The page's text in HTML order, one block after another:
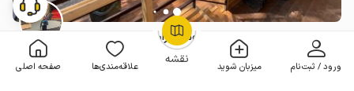
نقشه ورود / ثبت‌نام میزبان شوید علاقه‌مندی‌ها صفحه اصلی
OpenStreetMap
بومگردی حاج محمد با جکوزی حومه تهران - سزان
(5 نظر)
هر شب از
6٬600٬000 تومان